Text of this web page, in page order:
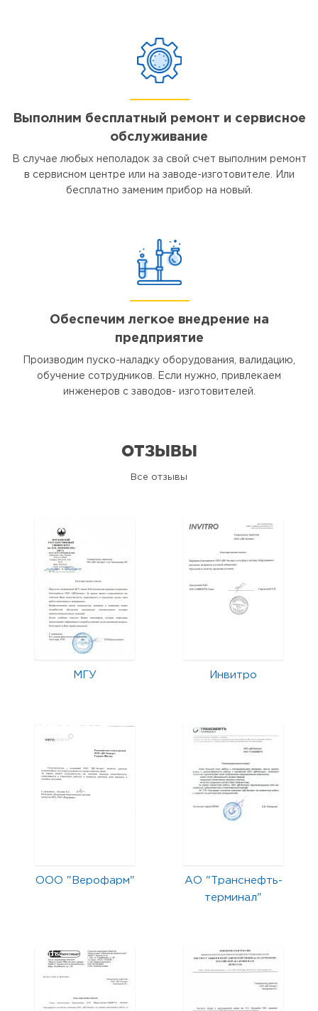
Выполним бесплатный ремонт и сервисное
обслуживание
В случае любых неполадок за свой счет выполним ремонт
в сервисном центре или на заводе-изготовителе. Или
бесплатно заменим прибор на новый.
Обеспечим легкое внедрение на
предприятие
Производим пуско-наладку оборудования, валидацию,
обучение сотрудников. Если нужно, привлекаем
инженеров с заводов- изготовителей.
ОТЗЫВЫ
Все отзывы
МГУ Инвитро
ООО "Верофарм"
АО "Транснефть-
терминал"